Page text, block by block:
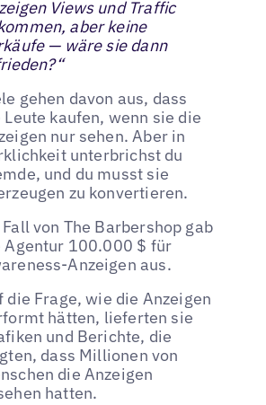
Views und Traffic
aber keine
— wäre sie dann
gehen davon aus, dass
Leute kaufen, wenn sie die
nur sehen. Aber in
unterbrichst du
und du musst sie
zu konvertieren.
von The Barbershop gab
Agentur 100.000 $ für
Anzeigen aus.
die Frage, wie die Anzeigen
hätten, lieferten sie
und Berichte, die
dass Millionen von
die Anzeigen
hatten.